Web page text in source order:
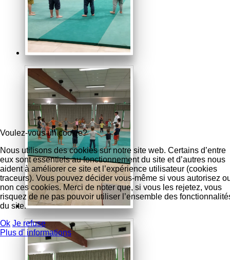
Voulez-vous un cookie?
Nous utilisons des cookies sur notre site web. Certains d’entre
eux sont essentiels au fonctionnement du site et d’autres nous
aident à améliorer ce site et l’expérience utilisateur (cookies
traceurs). Vous pouvez décider vous-même si vous autorisez
non ces cookies. Merci de noter que, si vous les rejetez, vous
risquez de ne pas pouvoir utiliser l’ensemble des
du site.
Ok Je refuse
Plus d' informations